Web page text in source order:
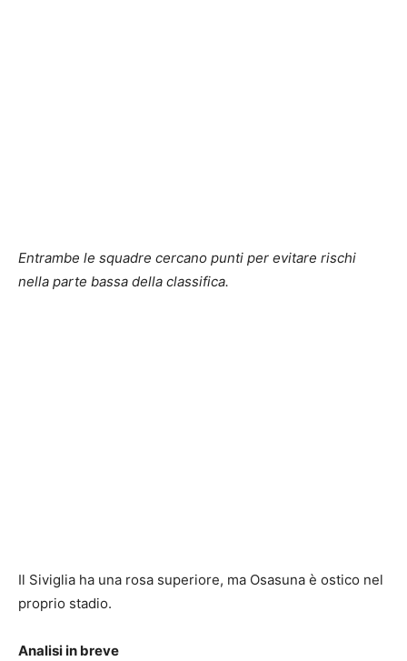
Entrambe le squadre cercano punti per evitare rischi
nella parte bassa della classifica.
Il Siviglia ha una rosa superiore, ma Osasuna è ostico nel
proprio stadio.
Analisi in breve